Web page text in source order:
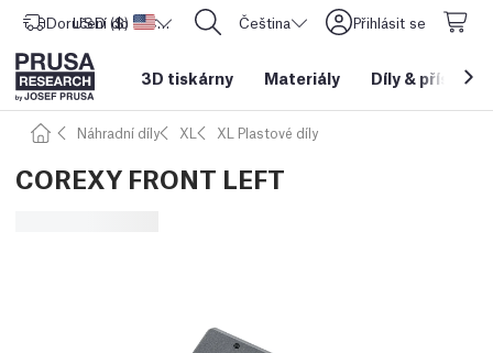
Doručení do Spojené státy americké
USD ($) CORE One L: Nyní skladem! Čeština Přihlásit se
3D tiskárny Materiály Díly &
Náhradní díly XL XL Plastové díly
COREXY FRONT LEFT